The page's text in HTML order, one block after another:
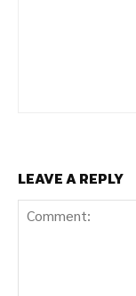
LEAVE A REPLY